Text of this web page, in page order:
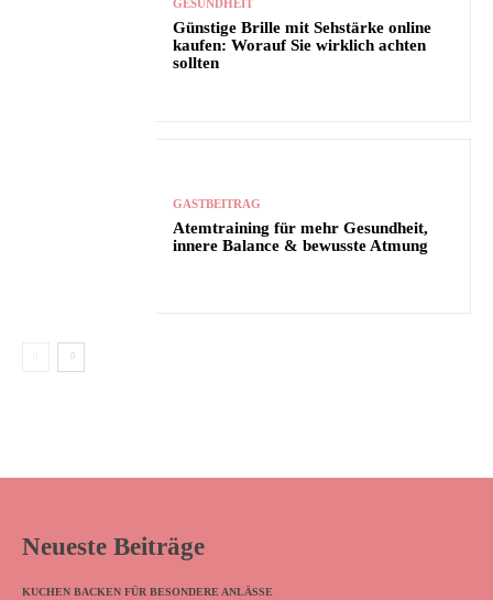
GESUNDHEIT
Günstige Brille mit Sehstärke online
kaufen: Worauf Sie wirklich achten
sollten
GASTBEITRAG
Atemtraining für mehr Gesundheit,
innere Balance & bewusste Atmung
Neueste Beiträge
KUCHEN BACKEN FÜR BESONDERE ANLÄSSE